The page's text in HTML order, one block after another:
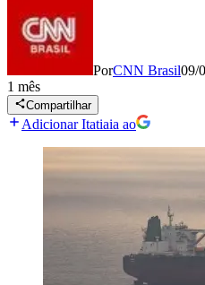
PorCNN Brasil09/
1 mês
Compartilhar
Adicionar Itatiaia ao